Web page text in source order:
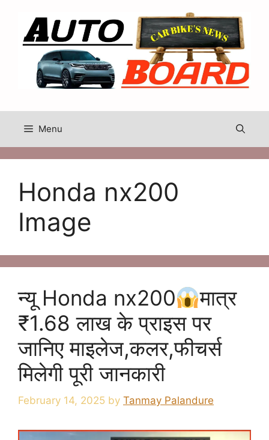
content
Menu
Honda nx200
Image
न्यू Honda nx200
मात्र
₹1.68 लाख के प्राइस पर
जानिए माइलेज,कलर,फीचर्स
मिलेगी पूरी जानकारी
February 14, 2025 by Tanmay Palandure